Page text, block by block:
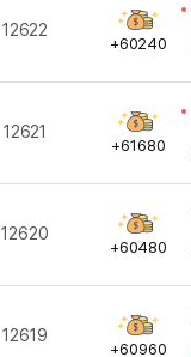
12622
획
득
+60240
12621
획
득
+61680
12620
획
득
+60480
12619
획
득
+60960